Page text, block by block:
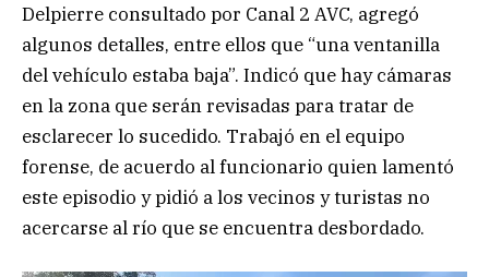
Delpierre consultado por Canal 2 AVC, agregó
algunos detalles, entre ellos que “una ventanilla
del vehículo estaba baja”. Indicó que hay cámaras
en la zona que serán revisadas para tratar de
esclarecer lo sucedido. Trabajó en el equipo
forense, de acuerdo al funcionario quien lamentó
este episodio y pidió a los vecinos y turistas no
acercarse al río que se encuentra desbordado.